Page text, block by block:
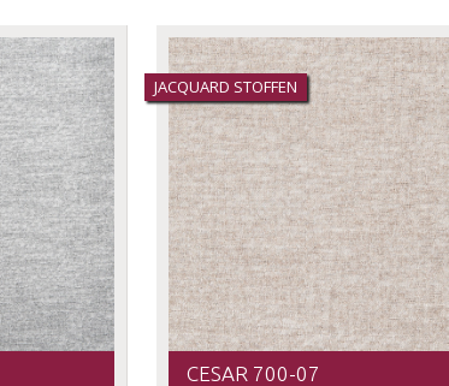
JACQUARD STOFFEN
CESAR 700-07